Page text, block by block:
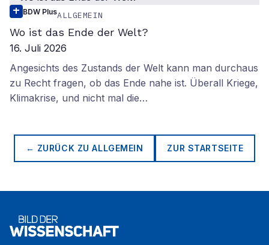
BDW PlusALLGEMEIN
Wo ist das Ende der Welt?
16. Juli 2026
Angesichts des Zustands der Welt kann man durchaus
zu Recht fragen, ob das Ende nahe ist. Überall Kriege,
Klimakrise, und nicht mal die…
← ZURÜCK ZUALLGEMEIN ZUR STARTSEITE